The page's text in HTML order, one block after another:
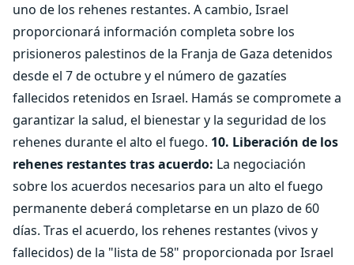
uno de los rehenes restantes. A cambio, Israel
proporcionará información completa sobre los
prisioneros palestinos de la Franja de Gaza detenidos
desde el 7 de octubre y el número de gazatíes
fallecidos retenidos en Israel. Hamás se compromete a
garantizar la salud, el bienestar y la seguridad de los
rehenes durante el alto el fuego. 10. Liberación de los
rehenes restantes tras acuerdo: La negociación
sobre los acuerdos necesarios para un alto el fuego
permanente deberá completarse en un plazo de 60
días. Tras el acuerdo, los rehenes restantes (vivos y
fallecidos) de la "lista de 58" proporcionada por Israel